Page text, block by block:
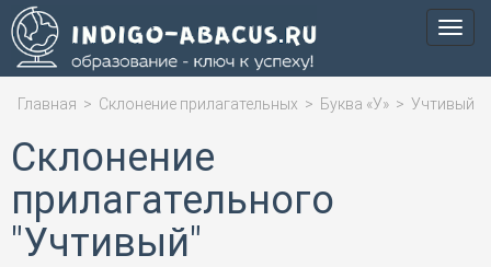
Меню
Главная > Склонение прилагательных > Буква «У» > Учтивый
Склонение
прилагательного
"Учтивый"